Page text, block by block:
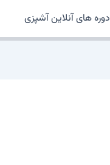
دوره های آنلاین آشپزی